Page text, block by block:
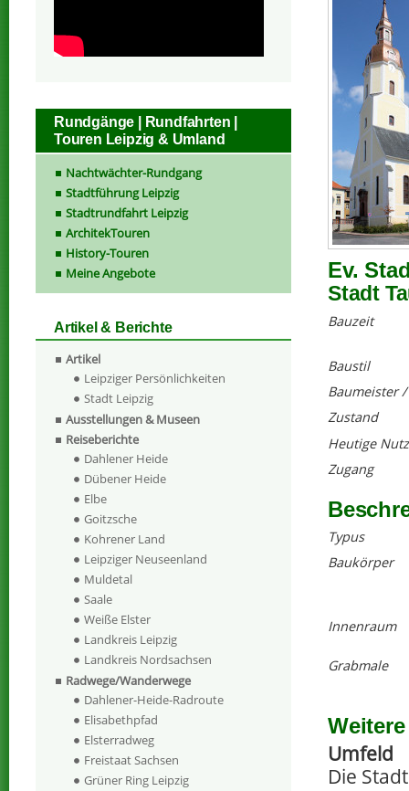
Ev.
Stadt
Bauzeit
Baustil
Baumeister
Zustand
Heutige
Zugang
Typus
Baukörper
Innenraum
Grabmale
Umfeld
Die
Rundgänge | Rundfahrten |
Touren Leipzig & Umland
Nachtwächter-Rundgang
Stadtführung Leipzig
Stadtrundfahrt Leipzig
ArchitekTouren
History-Touren
Meine Angebote
Artikel & Berichte
Artikel
Leipziger Persönlichkeiten
Stadt Leipzig
Ausstellungen & Museen
Reiseberichte
Dahlener Heide
Dübener Heide
Elbe
Goitzsche
Kohrener Land
Leipziger Neuseenland
Muldetal
Saale
Weiße Elster
Landkreis Leipzig
Landkreis Nordsachsen
Radwege/Wanderwege
Dahlener-Heide-Radroute
Elisabethpfad
Elsterradweg
Freistaat Sachsen
Grüner Ring Leipzig